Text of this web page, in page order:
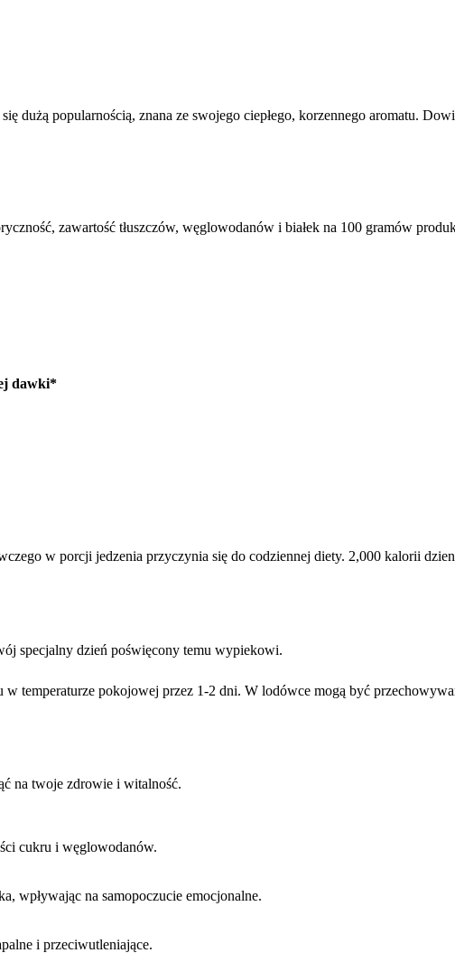
dużą popularnością, znana ze swojego ciepłego, korzennego aromatu.
zawartość tłuszczów, węglowodanów i białek na 100 gramów
dawki*
w porcji jedzenia przyczynia się do codziennej diety. 2,000 kalorii
specjalny dzień poświęcony temu wypiekowi.
temperaturze pokojowej przez 1-2 dni. W lodówce mogą być
na twoje zdrowie i witalność.
cukru i węglowodanów.
wpływając na samopoczucie emocjonalne.
i przeciwutleniające.